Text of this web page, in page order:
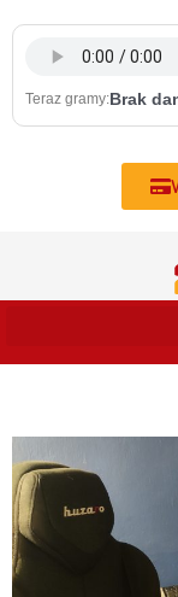
content
Teraz gramy:Brak